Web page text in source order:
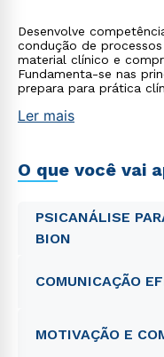
Desenvolve
condução de
material clínico e
Fundamenta-se nas
prepara para prática
Ler mais
O que você vai
PSICANÁLISE
BION
COMUNICAÇÃO
MOTIVAÇÃO E